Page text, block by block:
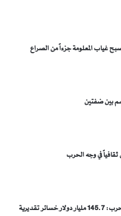
غياب المعلومة جزءاً من الصراع
بين ضفتين
في وجه الحرب
تقديرية